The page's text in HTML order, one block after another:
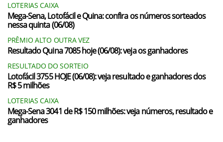
LOTERIAS CAIXA
Mega-Sena, Lotofácil e Quina: confira os números sorteados
nessa quinta (06/08)
PRÊMIO ALTO OUTRA VEZ
Resultado Quina 7085 hoje (06/08): veja os ganhadores
RESULTADO DO SORTEIO
Lotofácil 3755 HOJE (06/08): veja resultado e ganhadores dos
R$ 5 milhões
LOTERIAS CAIXA
Mega-Sena 3041 de R$ 150 milhões: veja números, resultado e
ganhadores